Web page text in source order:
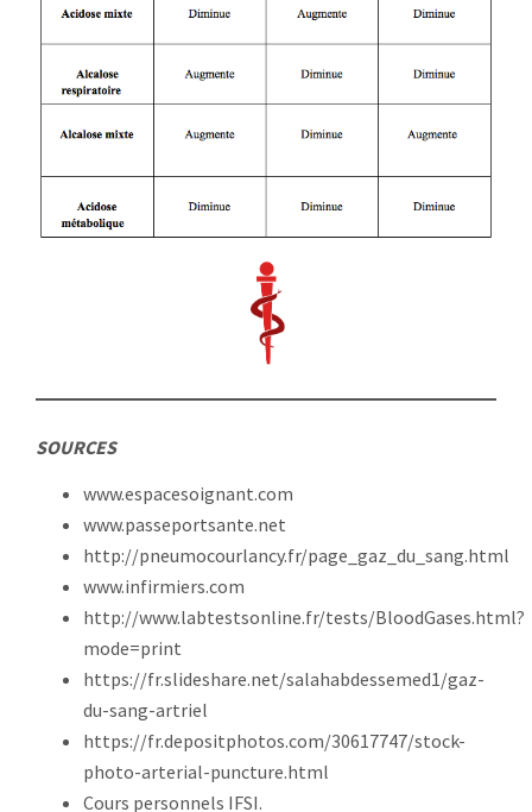
SOURCES
www.espacesoignant.com
www.passeportsante.net
http://pneumocourlancy.fr/page_gaz_du_sang.html
www.infirmiers.com
http://www.labtestsonline.fr/tests/BloodGases.html?
mode=print
https://fr.slideshare.net/salahabdessemed1/gaz-
du-sang-artriel
https://fr.depositphotos.com/30617747/stock-
photo-arterial-puncture.html
Cours personnels IFSI.